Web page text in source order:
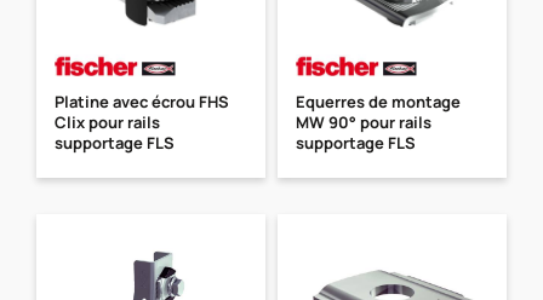
Platine avec écrou FHS
Clix pour rails
supportage FLS
Equerres de montage
MW 90° pour rails
supportage FLS